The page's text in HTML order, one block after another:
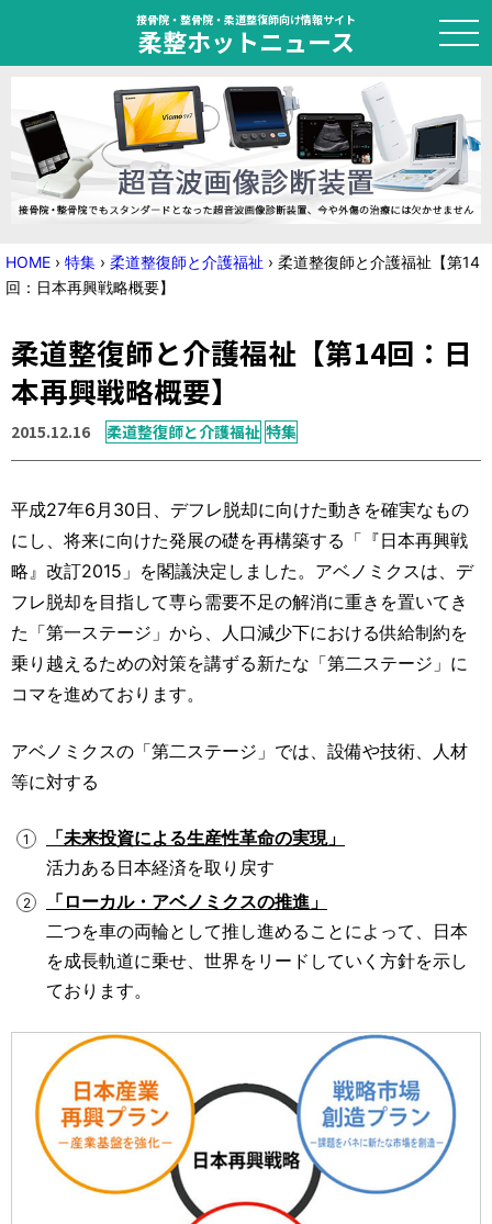
接骨院・整骨院・柔道整復師向け情報サイト
柔整ホットニュース
HOME
トピック
ニュース
国家試験対策
学会・セミナー情報
運営元 お問い合わせ
HOME › 特集 › 柔道整復師と介護福祉 › 柔道整復師と介護福祉【第14
回：日本再興戦略概要】
柔道整復師と介護福祉【第14回：日
本再興戦略概要】
2015.12.16 柔道整復師と介護福祉 特集
平成27年6月30日、デフレ脱却に向けた動きを確実なもの
にし、将来に向けた発展の礎を再構築する「『日本再興戦
略』改訂2015」を閣議決定しました。アベノミクスは、デ
フレ脱却を目指して専ら需要不足の解消に重きを置いてき
た「第一ステージ」から、人口減少下における供給制約を
乗り越えるための対策を講ずる新たな「第二ステージ」に
コマを進めております。
アベノミクスの「第二ステージ」では、設備や技術、人材
等に対する
「未来投資による生産性革命の実現」
活力ある日本経済を取り戻す
「ローカル・アベノミクスの推進」
二つを車の両輪として推し進めることによって、日本
を成長軌道に乗せ、世界をリードしていく方針を示し
ております。